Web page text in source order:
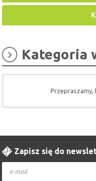
Kategoria
Zapisz się do